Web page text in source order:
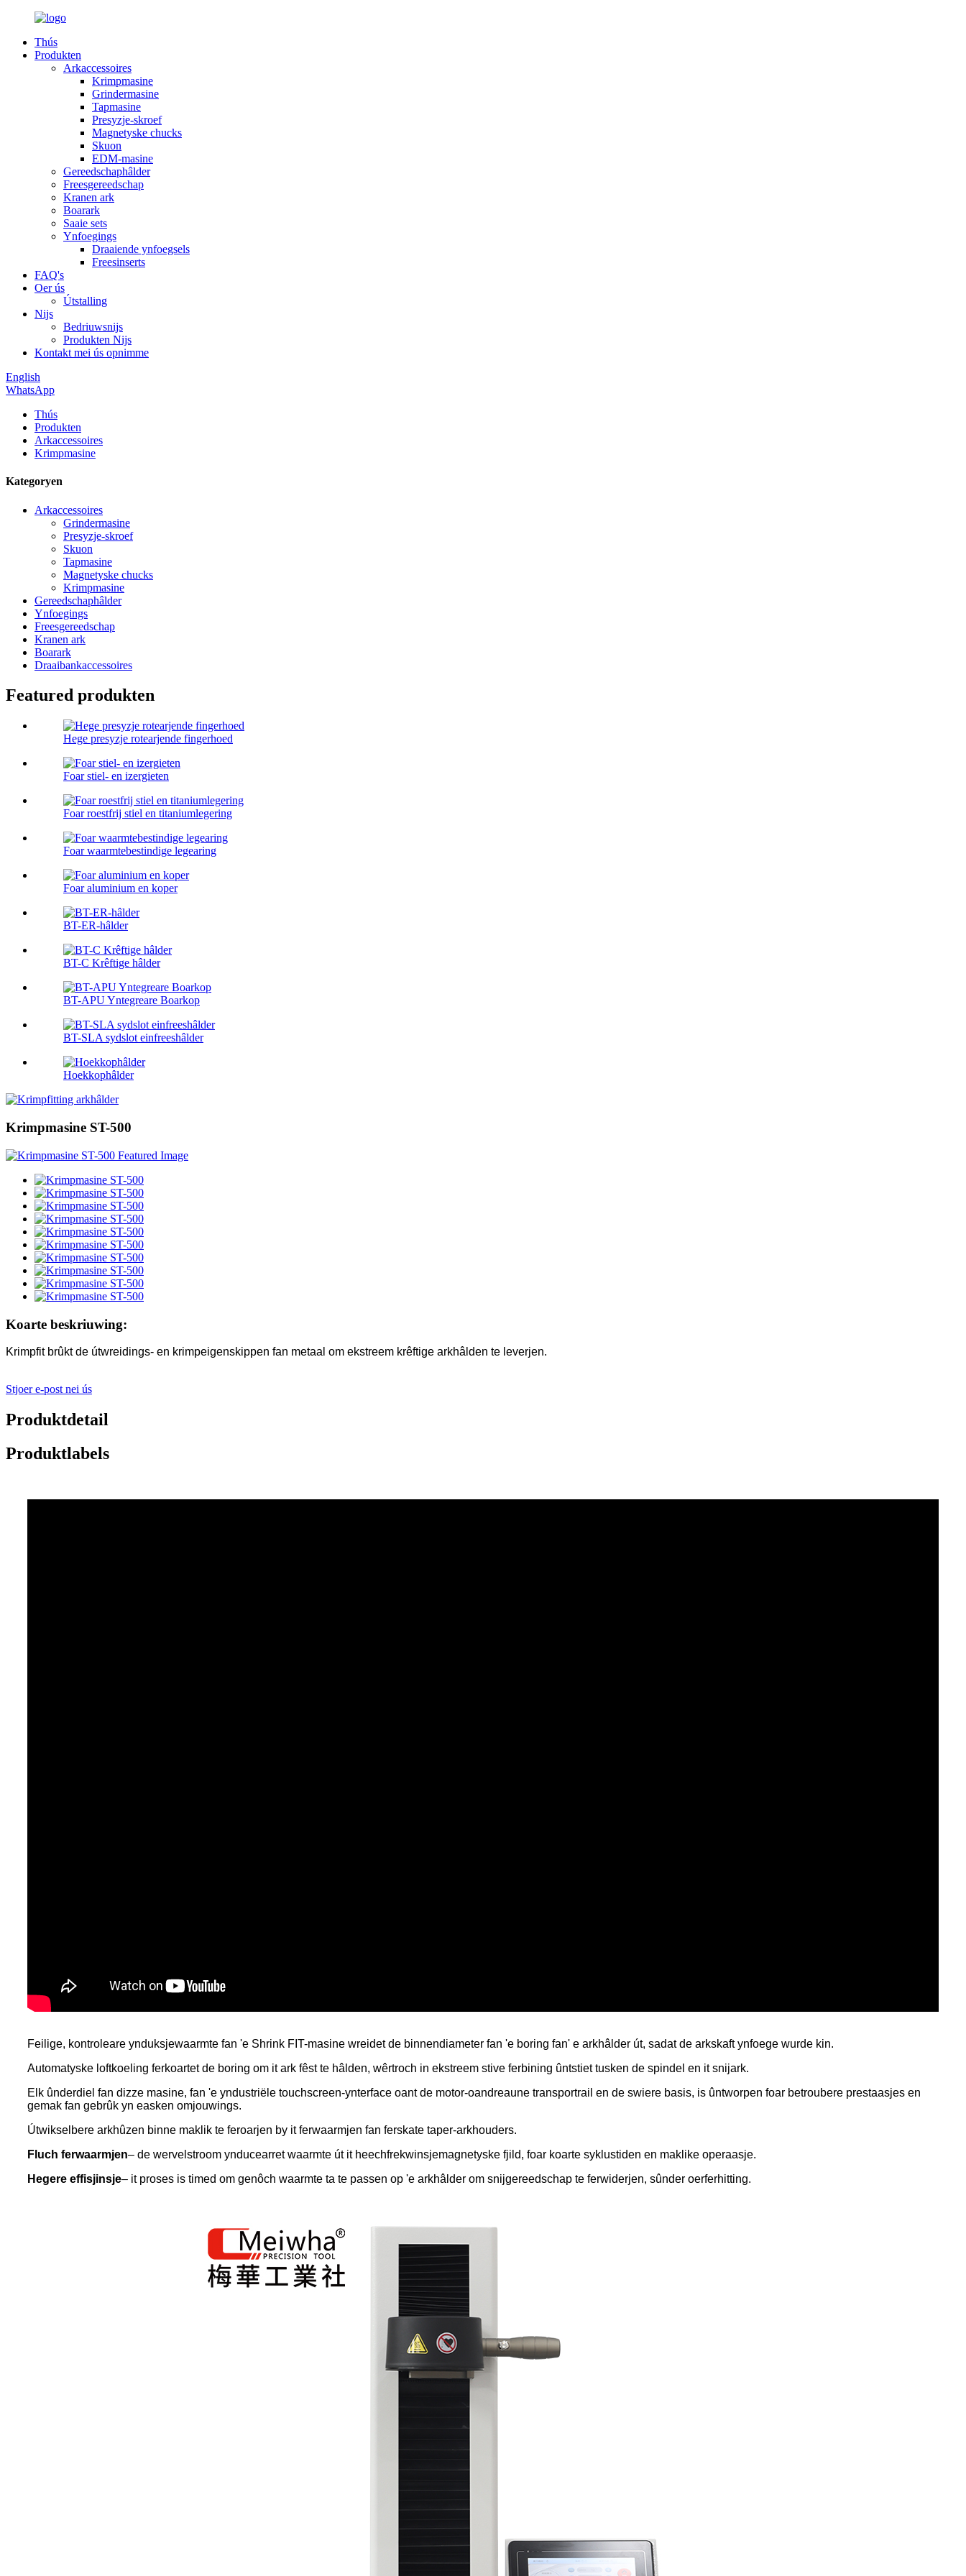
Thús
Produkten
Arkaccessoires
Krimpmasine
Grindermasine
Tapmasine
Presyzje-skroef
Magnetyske chucks
Skuon
EDM-masine
Gereedschaphâlder
Freesgereedschap
Kranen ark
Boarark
Saaie sets
Ynfoegings
Draaiende ynfoegsels
Freesinserts
FAQ's
Oer ús
Útstalling
Nijs
Bedriuwsnijs
Produkten Nijs
Kontakt mei ús opnimme
English
WhatsApp
Thús
Produkten
Arkaccessoires
Krimpmasine
Kategoryen
Arkaccessoires
Grindermasine
Presyzje-skroef
Skuon
Tapmasine
Magnetyske chucks
Krimpmasine
Gereedschaphâlder
Ynfoegings
Freesgereedschap
Kranen ark
Boarark
Draaibankaccessoires
Featured produkten
Hege presyzje rotearjende fingerhoed
Foar stiel- en izergieten
Foar roestfrij stiel en titaniumlegering
Foar waarmtebestindige legearing
Foar aluminium en koper
BT-ER-hâlder
BT-C Krêftige hâlder
BT-APU Yntegreare Boarkop
BT-SLA sydslot einfreeshâlder
Hoekkophâlder
Krimpmasine ST-500
Koarte beskriuwing:
Krimpfit brûkt de útwreidings- en krimpeigenskippen fan metaal om ekstreem krêftige arkhâlden te leverjen.
Stjoer e-post nei ús
Produktdetail
Produktlabels
Feilige, kontroleare ynduksjewaarmte fan 'e Shrink FIT-masine wreidet de binnendiameter fan 'e boring fan' e arkhâlder út, sadat de arkskaft ynfoege wurde kin.
Automatyske loftkoeling ferkoartet de boring om it ark fêst te hâlden, wêrtroch in ekstreem stive ferbining ûntstiet tusken de spindel en it snijark.
Elk ûnderdiel fan dizze masine, fan 'e yndustriële touchscreen-ynterface oant de motor-oandreaune transportrail en de swiere basis, is ûntworpen foar betroubere prestaasjes en
gemak fan gebrûk yn easken omjouwings.
Útwikselbere arkhûzen binne maklik te feroarjen by it ferwaarmjen fan ferskate taper-arkhouders.
Fluch ferwaarmjen– de wervelstroom ynducearret waarmte út it heechfrekwinsjemagnetyske fjild, foar koarte syklustiden en maklike operaasje.
Hegere effisjinsje– it proses is timed om genôch waarmte ta te passen op 'e arkhâlder om snijgereedschap te ferwiderjen, sûnder oerferhitting.